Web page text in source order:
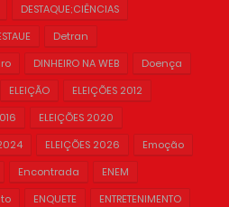
DESTAQUE;CIÊNCIAS
Detran
DINHEIRO NA WEB
Doença
ELEIÇÃO
ELEIÇÕES 2012
ELEIÇÕES 2020
ELEIÇÕES 2026
Emoção
Encontrada
ENEM
ENQUETE
ENTRETENIMENTO